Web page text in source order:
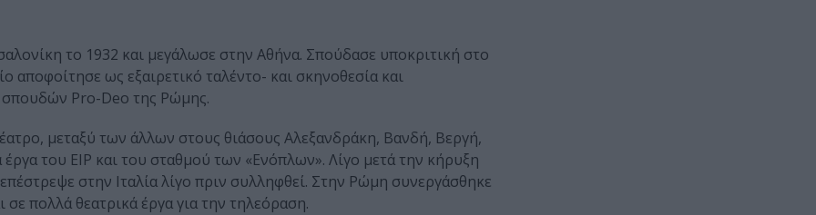
το 1932 και μεγάλωσε στην Αθήνα. Σπούδασε υποκριτική στο
ως εξαιρετικό ταλέντο- και σκηνοθεσία και
σπουδών Pro-Deo της Ρώμης.
μεταξύ των άλλων στους θιάσους Αλεξανδράκη, Βανδή, Βεργή,
του ΕΙΡ και του σταθμού των «Ενόπλων». Λίγο μετά την κήρυξη
στην Ιταλία λίγο πριν συλληφθεί. Στην Ρώμη συνεργάσθηκε
σε πολλά θεατρικά έργα για την τηλεόραση.